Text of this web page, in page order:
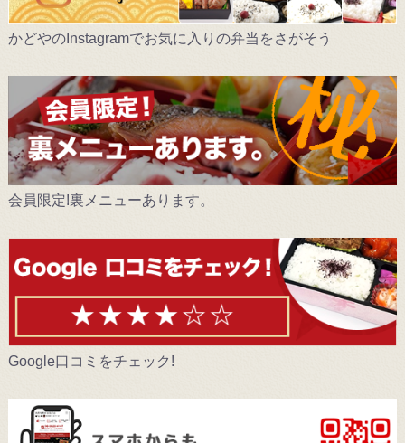
かどやのInstagramでお気に入りの弁当をさがそう
会員限定!裏メニューあります。
Google口コミをチェック!